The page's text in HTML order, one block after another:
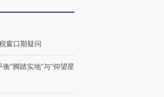
窗口期疑问
“脚踏实地”与“仰望星